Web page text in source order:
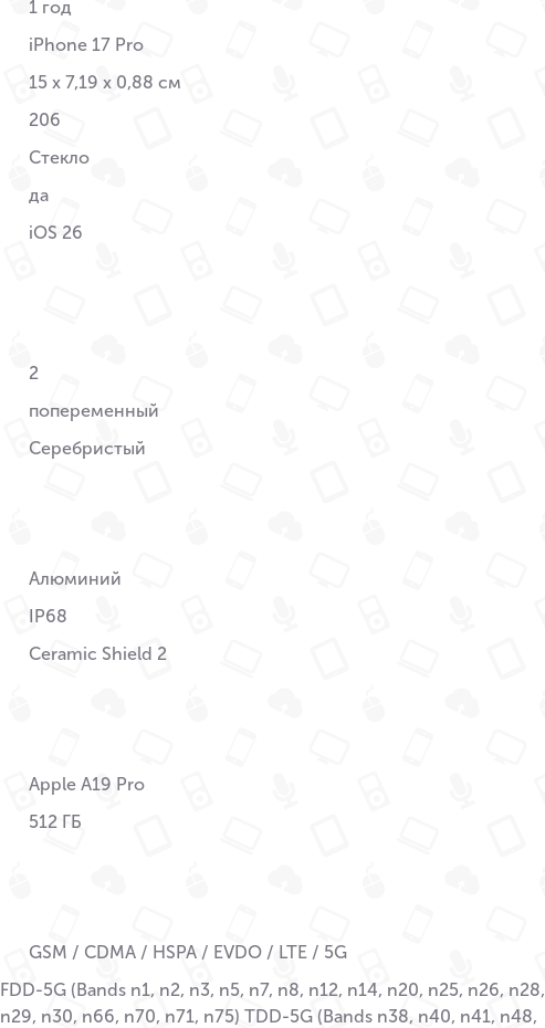
1 год
iPhone 17 Pro
15 x 7,19 x 0,88 см
206
Стекло
да
iOS 26
2
попеременный
Серебристый
Алюминий
IP68
Ceramic Shield 2
Apple A19 Pro
512 ГБ
GSM / CDMA / HSPA / EVDO / LTE / 5G
FDD-5G (Bands n1, n2, n3, n5, n7, n8, n12, n14, n20, n25, n26, n28,
n29, n30, n66, n70, n71, n75) TDD-5G (Bands n38, n40, n41, n48,